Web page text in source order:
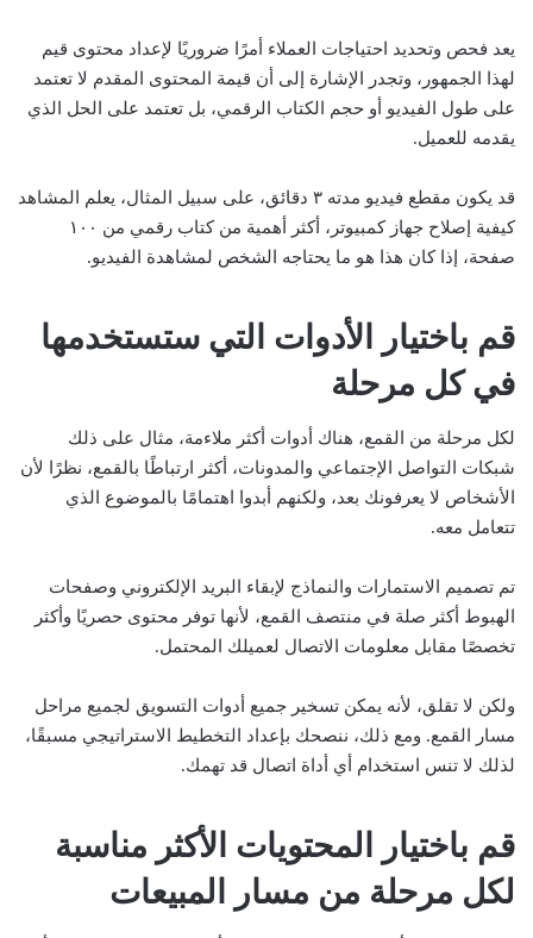
يعد فحص وتحديد احتياجات العملاء أمرًا ضروريًا لإعداد محتوى قيم
لهذا الجمهور، وتجدر الإشارة إلى أن قيمة المحتوى المقدم لا تعتمد
على طول الفيديو أو حجم الكتاب الرقمي، بل تعتمد على الحل الذي
يقدمه للعميل.
قد يكون مقطع فيديو مدته ٣ دقائق، على سبيل المثال، يعلم المشاهد
كيفية إصلاح جهاز كمبيوتر، أكثر أهمية من كتاب رقمي من ١٠٠
صفحة، إذا كان هذا هو ما يحتاجه الشخص لمشاهدة الفيديو.
قم باختيار الأدوات التي ستستخدمها
في كل مرحلة
لكل مرحلة من القمع، هناك أدوات أكثر ملاءمة، مثال على ذلك
شبكات التواصل الإجتماعي والمدونات، أكثر ارتباطًا بالقمع، نظرًا لأن
الأشخاص لا يعرفونك بعد، ولكنهم أبدوا اهتمامًا بالموضوع الذي
تتعامل معه.
تم تصميم الاستمارات والنماذج لإبقاء البريد الإلكتروني وصفحات
الهبوط أكثر صلة في منتصف القمع، لأنها توفر محتوى حصريًا وأكثر
تخصصًا مقابل معلومات الاتصال لعميلك المحتمل.
ولكن لا تقلق، لأنه يمكن تسخير جميع أدوات التسويق لجميع مراحل
مسار القمع. ومع ذلك، ننصحك بإعداد التخطيط الاستراتيجي مسبقًا،
لذلك لا تنس استخدام أي أداة اتصال قد تهمك.
قم باختيار المحتويات الأكثر مناسبة
لكل مرحلة من مسار المبيعات